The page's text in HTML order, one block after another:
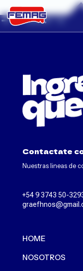
Contactate
Nuestras lineas de
+54 9 3743 50-
HOME
NOSOTROS